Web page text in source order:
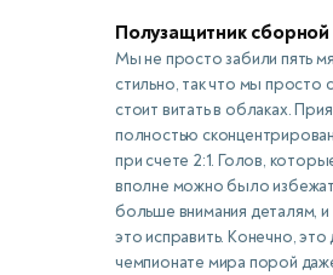
Полузащитник сборной
Мы не просто забили пять
стильно, так что мы просто
стоит витать в облаках.
полностью
при счете 2:1. Голов,
вполне можно было
больше внимания деталям,
это исправить. Конечно, это
чемпионате мира порой